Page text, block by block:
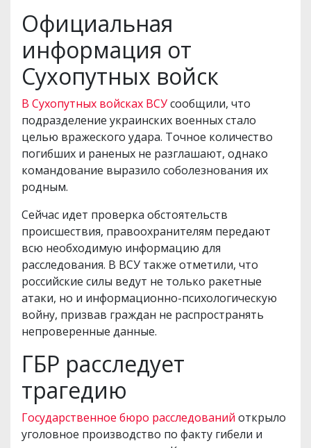
Официальная
информация от
Сухопутных войск
В Сухопутных войсках ВСУсообщили, что
подразделение украинских военных стало
целью вражеского удара. Точное количество
погибших и раненых не разглашают, однако
командование выразило соболезнования их
родным.
Сейчас идет проверка обстоятельств
происшествия, правоохранителям передают
всю необходимую информацию для
расследования. В ВСУ также отметили, что
российские силы ведут не только ракетные
атаки, но и информационно-психологическую
войну, призвав граждан не распространять
непроверенные данные.
ГБР расследует
трагедию
Государственное бюро расследований открыло
уголовное производство по факту гибели и